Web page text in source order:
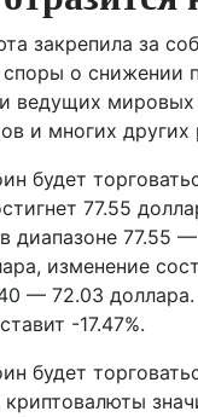
закрепила за
о снижении
ведущих
и многих других
будет
77.55
диапазоне 77.55
изменение
— 72.03
-17.47%.
будет